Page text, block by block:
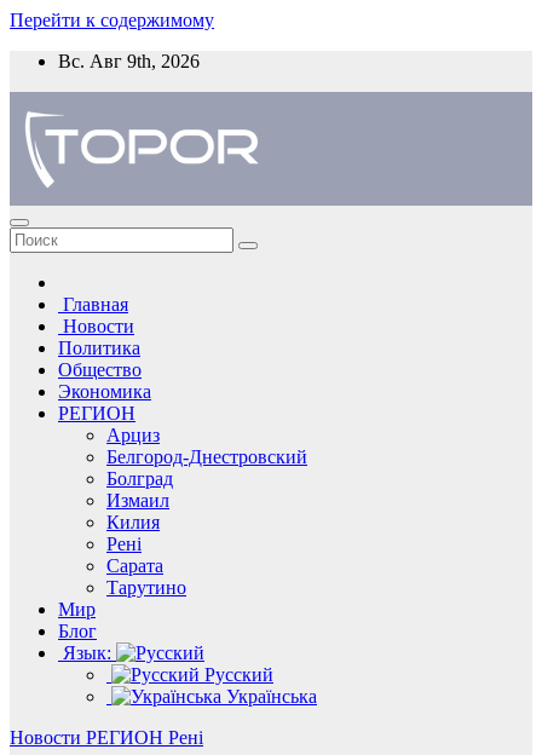
Перейти к содержимому
Вс. Авг 9th, 2026
Главная
Новости
Политика
Общество
Экономика
РЕГИОН
Арциз
Белгород-Днестровский
Болград
Измаил
Килия
Рені
Сарата
Тарутино
Мир
Блог
Язык:
Русский
Українська
Новости РЕГИОН Рені